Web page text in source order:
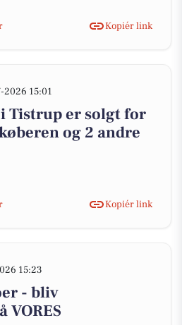
Kopiér link
2026 15:01
Tistrup er solgt for
og 2 andre
Kopiér link
15:23
- bliv